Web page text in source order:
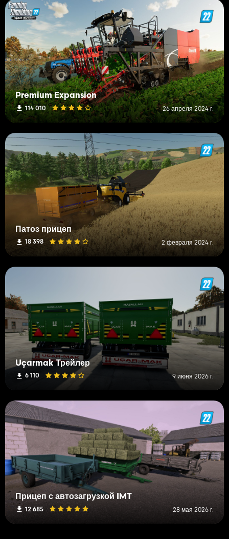
Premium Expansion
114 010 26 апреля 2024 г.
Патоз прицеп
18 398 2 февраля 2024 г.
Uçarmak Трейлер
6 110 9 июня 2026 г.
Прицеп с автозагрузкой IMT
12 685 28 мая 2026 г.